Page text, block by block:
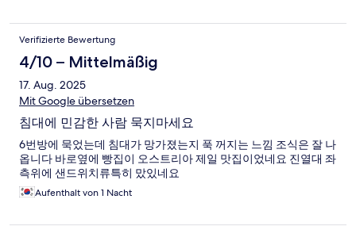
Verifizierte Bewertung
4/10 – Mittelmäßig
17. Aug. 2025
Mit Google übersetzen
침대에 민감한 사람 묵지마세요
6번방에 묵었는데 침대가 망가졌는지 푹 꺼지는 느낌 조식은 잘 나
옵니다 바로옆에 빵집이 오스트리아 제일 맛집이었네요 진열대 좌
측위에 샌드위치류특히 맜있네요
Aufenthalt von 1 Nacht